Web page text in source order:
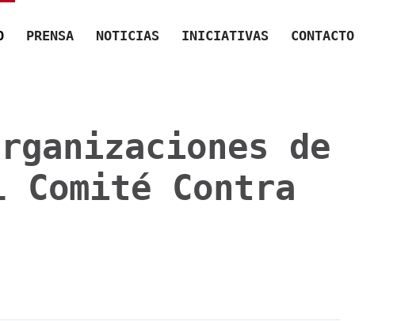
PRENSA NOTICIAS INICIATIVAS CONTACTO
de
Contra